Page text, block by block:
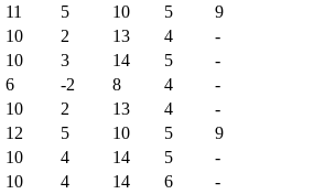
11 5 10 5
9
10 2 13 4
-
10 3 14 5
-
6 -2 8 4
-
10 2 13 4
-
12 5 10 5
9
10 4 14 5
-
10 4 14 6
-